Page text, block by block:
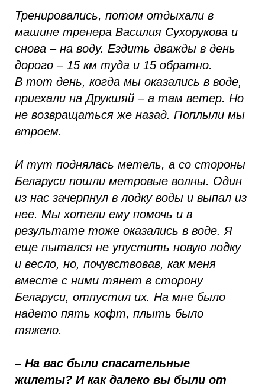
Тренировались, потом отдыхали в
машине тренера Василия Сухорукова и
снова – на воду. Ездить дважды в день
дорого – 15 км туда и 15 обратно.
В тот день, когда мы оказались в воде,
приехали на Друкшяй – а там ветер. Но
не возвращаться же назад. Поплыли мы
втроем.
И тут поднялась метель, а со стороны
Беларуси пошли метровые волны. Один
из нас зачерпнул в лодку воды и выпал из
нее. Мы хотели ему помочь и в
результате тоже оказались в воде. Я
еще пытался не упустить новую лодку
и весло, но, почувствовав, как меня
вместе с ними тянет в сторону
Беларуси, отпустил их. На мне было
надето пять кофт, плыть было
тяжело.
– На вас были спасательные
жилеты? И как далеко вы были от